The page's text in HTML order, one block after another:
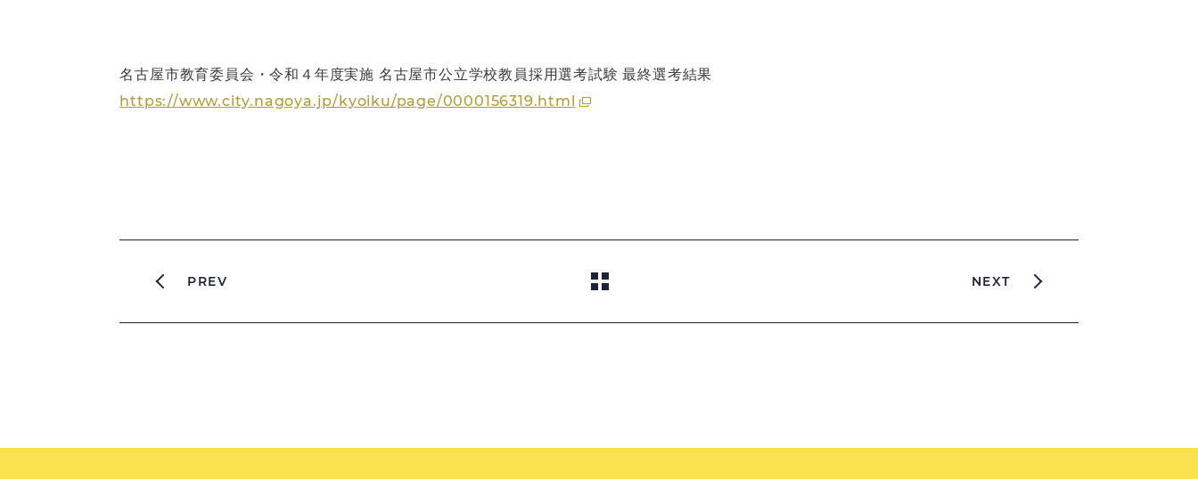
名古屋市教育委員会・令和４年度実施 名古屋市公立学校教員採用選考試験 最終選考結果
https://www.city.nagoya.jp/kyoiku/page/0000156319.html
PREV NEXT